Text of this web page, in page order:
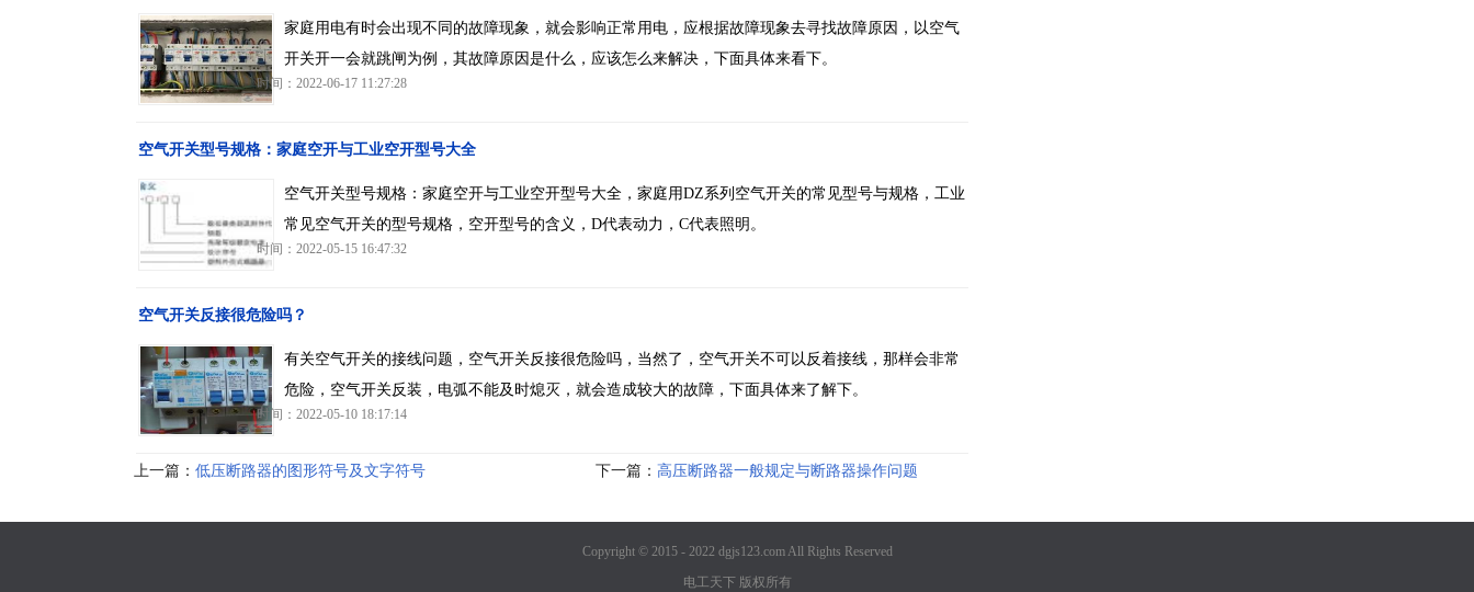
家庭用电有时会出现不同的故障现象，就会影响正常用电，应根据故障现象去寻找故障原因，以空气
开关开一会就跳闸为例，其故障原因是什么，应该怎么来解决，下面具体来看下。
时间：2022-06-17 11:27:28
空气开关型号规格：家庭空开与工业空开型号大全
空气开关型号规格：家庭空开与工业空开型号大全，家庭用DZ系列空气开关的常见型号与规格，工业
常见空气开关的型号规格，空开型号的含义，D代表动力，C代表照明。
时间：2022-05-15 16:47:32
空气开关反接很危险吗？
有关空气开关的接线问题，空气开关反接很危险吗，当然了，空气开关不可以反着接线，那样会非常
危险，空气开关反装，电弧不能及时熄灭，就会造成较大的故障，下面具体来了解下。
时间：2022-05-10 18:17:14
上一篇： 低压断路器的图形符号及文字符号 下一篇： 高压断路器一般规定与断路器操作问题
Copyright © 2015 - 2022 dgjs123.com All Rights Reserved
电工天下 版权所有